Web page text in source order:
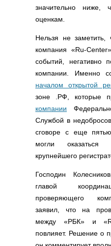
значительно
оценкам.
Нельзя не заметить,
компания «Ru-
событий, негативно
компании. Именно
началом открытой
зоне .РФ, которые
компании
Службой в
сговоре с еще
могли оказаться
крупнейшего
Господин
главой
проверяющего
заявил, что на
между «РБК» и
повлияет. Решение о